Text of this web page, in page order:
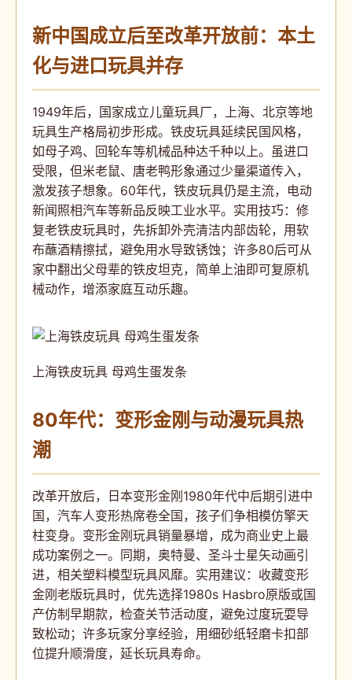
新中国成立后至改革开放前：本土
化与进口玩具并存
1949年后，国家成立儿童玩具厂，上海、北京等地
玩具生产格局初步形成。铁皮玩具延续民国风格，
如母子鸡、回轮车等机械品种达千种以上。虽进口
受限，但米老鼠、唐老鸭形象通过少量渠道传入，
激发孩子想象。60年代，铁皮玩具仍是主流，电动
新闻照相汽车等新品反映工业水平。实用技巧：修
复老铁皮玩具时，先拆卸外壳清洁内部齿轮，用软
布蘸酒精擦拭，避免用水导致锈蚀；许多80后可从
家中翻出父母辈的铁皮坦克，简单上油即可复原机
械动作，增添家庭互动乐趣。
上海铁皮玩具 母鸡生蛋发条
80年代：变形金刚与动漫玩具热
潮
改革开放后，日本变形金刚1980年代中后期引进中
国，汽车人变形热席卷全国，孩子们争相模仿擎天
柱变身。变形金刚玩具销量暴增，成为商业史上最
成功案例之一。同期，奥特曼、圣斗士星矢动画引
进，相关塑料模型玩具风靡。实用建议：收藏变形
金刚老版玩具时，优先选择1980s Hasbro原版或国
产仿制早期款，检查关节活动度，避免过度玩耍导
致松动；许多玩家分享经验，用细砂纸轻磨卡扣部
位提升顺滑度，延长玩具寿命。